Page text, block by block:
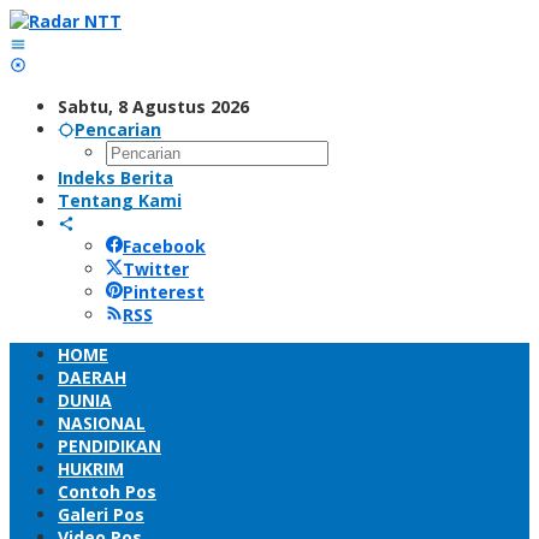
Lewati
ke
konten
Sabtu, 8 Agustus 2026
Pencarian
Indeks Berita
Tentang Kami
Facebook
Twitter
Pinterest
RSS
HOME
DAERAH
DUNIA
NASIONAL
PENDIDIKAN
HUKRIM
Contoh Pos
Galeri Pos